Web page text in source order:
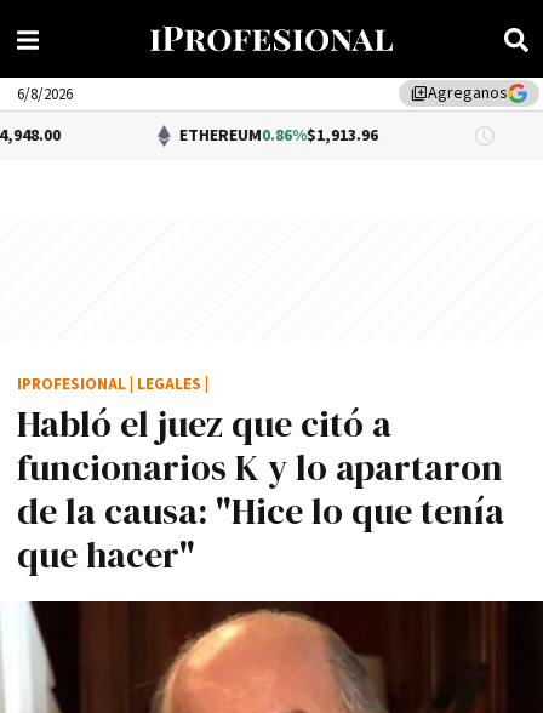
library_addAgreganos
6/8/2026
ETHEREUM0.86%$1,913.96 DÓLAR
Habló el juez que citó a
funcionarios K y lo apartaron
de la causa: "Hice lo que tení­a
que hacer"
IPROFESIONAL LEGALES